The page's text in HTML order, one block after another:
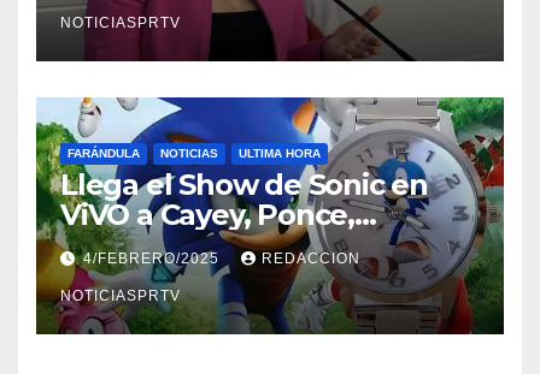
NOTICIASPRTV
FARÁNDULA NOTICIAS ULTIMA HORA
Llega el Show de Sonic en
ViVO a Cayey, Ponce,
Barceloneta y Humacao,
Relojes gratis para el que
compre ahora….
4/FEBRERO/2025 REDACCION
NOTICIASPRTV